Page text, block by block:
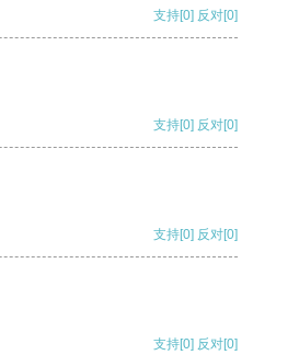
支持[0] 反对[0]
支持[0] 反对[0]
支持[0] 反对[0]
支持[0] 反对[0]